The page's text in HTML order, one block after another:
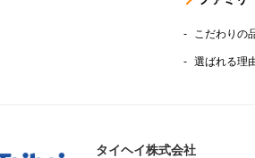
こだわりの
選ばれる理
タイヘイ株式会社